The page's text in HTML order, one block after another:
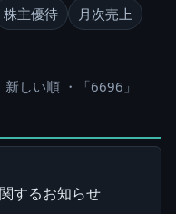
株主優待
月次売上
しい順 ・「6696」
するお知らせ